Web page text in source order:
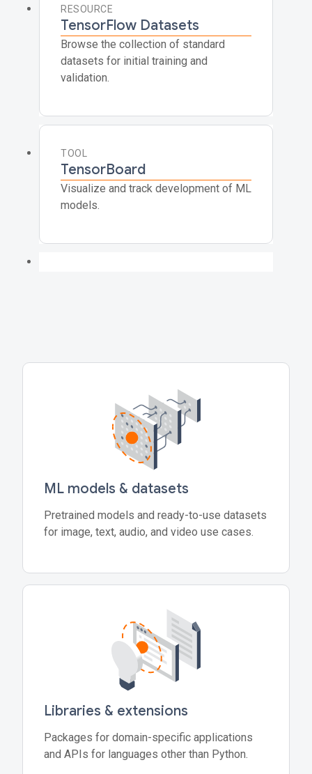
RESOURCE
TensorFlow Datasets
Browse the collection of standard
datasets for initial training and
validation.
TOOL
TensorBoard
Visualize and track development of ML
models.
ML models & datasets
Pretrained models and ready-to-use datasets
for image, text, audio, and video use cases.
Libraries & extensions
Packages for domain-specific applications
and APIs for languages other than Python.